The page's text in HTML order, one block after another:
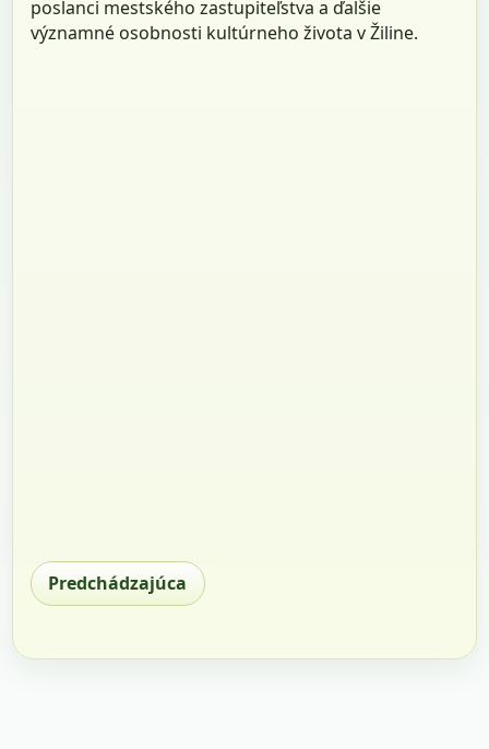
poslanci mestského zastupiteľstva a ďalšie
významné osobnosti kultúrneho života v Žiline.
Predchádzajúca